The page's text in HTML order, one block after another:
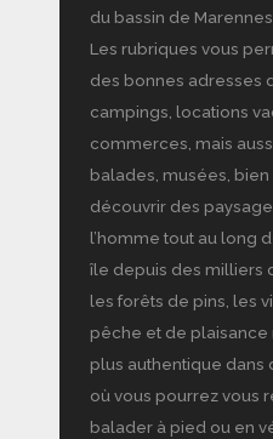
du bassin de
Les rubriques vous
des bonnes adresses
campings, locations
commerces, mais
balades, musées,
découvrir des
l’homme tout au long
île depuis des milliers
les forêts de pins, les
pêche et de plaisance
plus authentique
où vous pourrez vous
balader à pied ou en